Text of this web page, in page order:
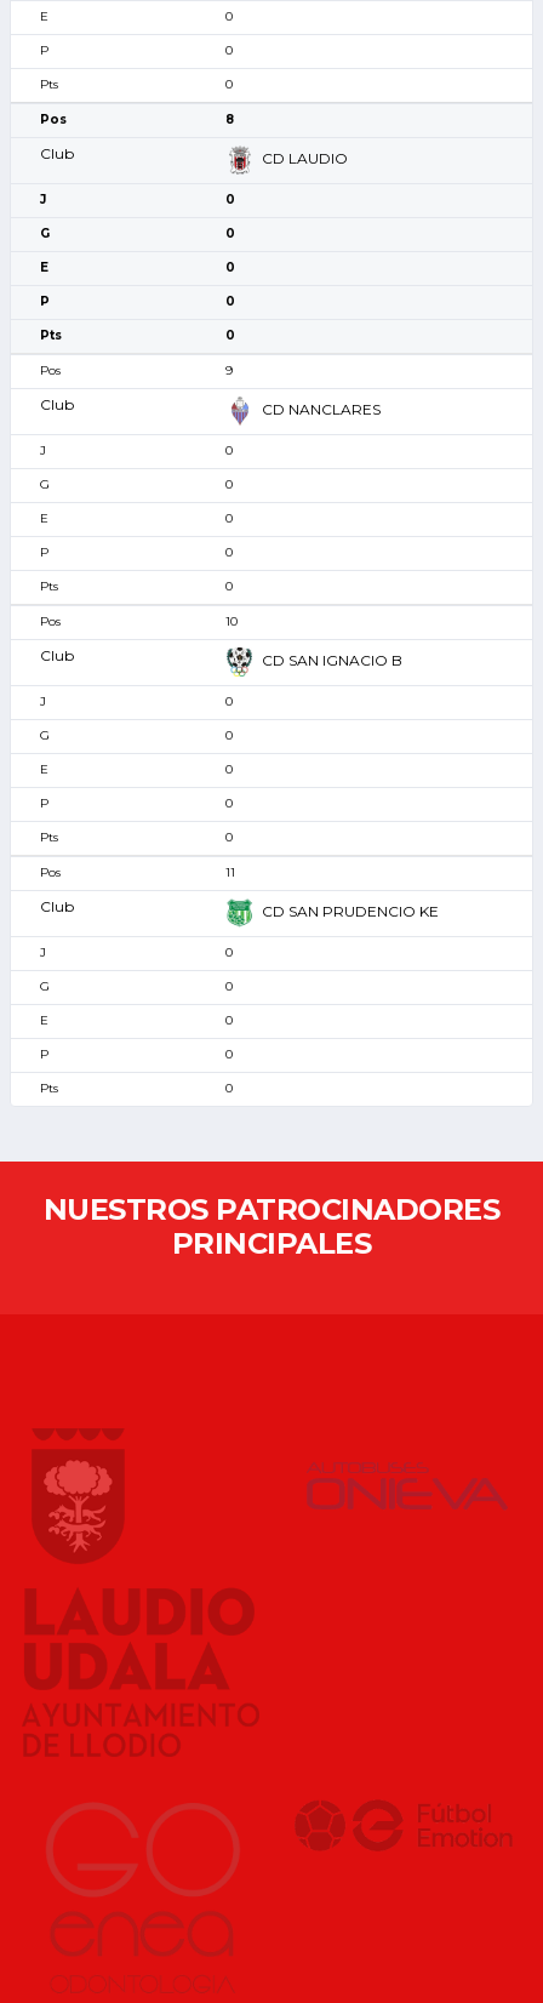
0
0
0
8
CD LAUDIO
0
0
0
0
0
9
CD NANCLARES
0
0
0
0
0
10
CD SAN IGNACIO B
0
0
0
0
0
11
CD SAN PRUDENCIO KE
0
0
0
0
0
NUESTROS PATROCINADORES
PRINCIPALES